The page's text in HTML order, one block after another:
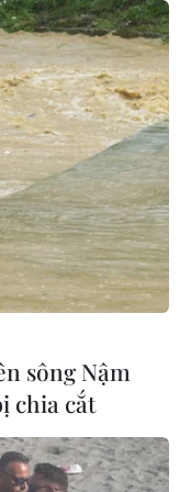
sông Nậm
chia cắt